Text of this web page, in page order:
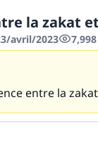
la zakat
avril/2023 7,998
entre la